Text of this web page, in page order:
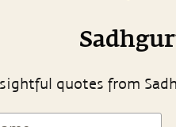
quotes from